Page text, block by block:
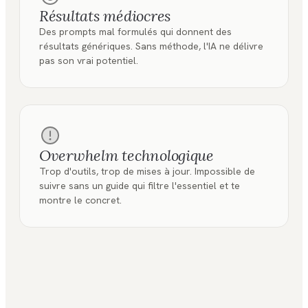
Résultats médiocres
Des prompts mal formulés qui donnent des
résultats génériques. Sans méthode, l'IA ne délivre
pas son vrai potentiel.
Overwhelm technologique
Trop d'outils, trop de mises à jour. Impossible de
suivre sans un guide qui filtre l'essentiel et te
montre le concret.